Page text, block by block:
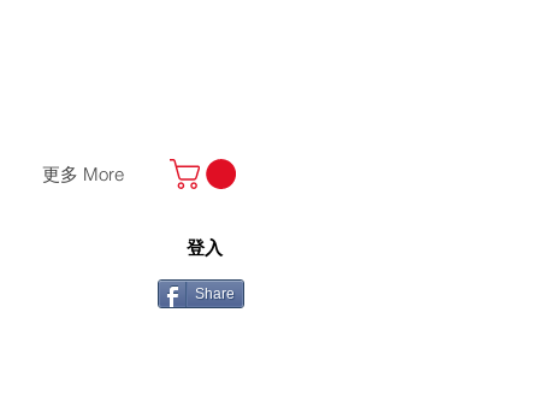
更多 More
登入
Share